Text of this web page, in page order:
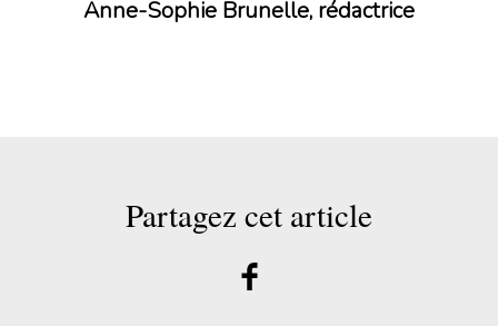
Anne-Sophie Brunelle, rédactrice
Partagez cet article